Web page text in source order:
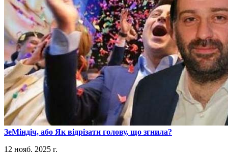
​ЗеМіндіч, або Як відрізати голову, що згнила?
12 нояб. 2025 г.